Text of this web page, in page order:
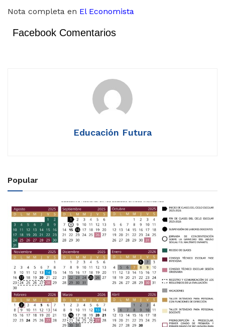
Nota completa en El Economista
Facebook Comentarios
Educación Futura
Popular